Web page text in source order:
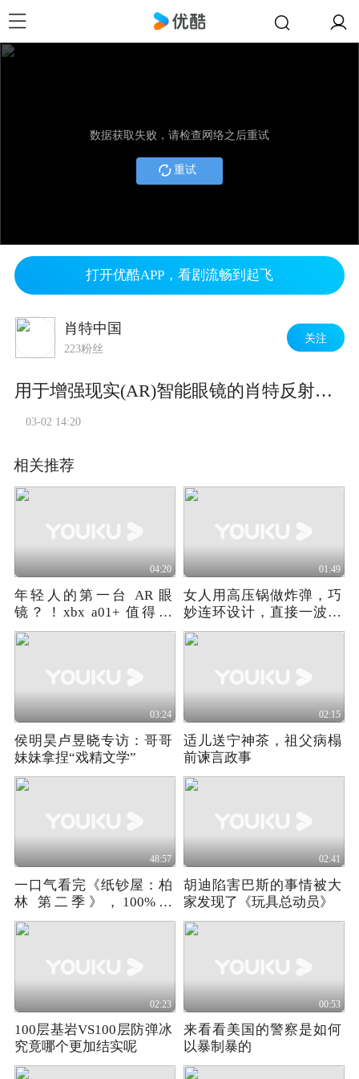
数据获取失败，请检查网络之后重试
重试
打开优酷APP，看剧流畅到起飞
肖特中国
223粉丝
关注
用于增强现实(AR)智能眼镜的肖特反射光波导
03-02 14:20
相关推荐
04:20
年轻人的第一台 AR 眼
镜？！xbx a01+ 值得买
吗？！
01:49
女人用高压锅做炸弹，巧
妙连环设计，直接一波团
灭敌人
03:24
侯明昊卢昱晓专访：哥哥
妹妹拿捏“戏精文学”
02:15
适儿送宁神茶，祖父病榻
前谏言政事
48:57
一口气看完《纸钞屋：柏
林 第二季》，100%主
线，0%感情线
02:41
胡迪陷害巴斯的事情被大
家发现了《玩具总动员》
02:23
100层基岩VS100层防弹冰
究竟哪个更加结实呢
00:53
来看看美国的警察是如何
以暴制暴的